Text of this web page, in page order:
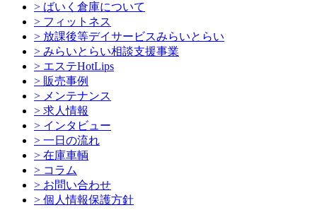
> ばいく倉庫について
> フィットネス
> 放課後等デイサービスみらいとらい
> みらいとらい相談支援事業
> エステHotLips
> 販売事例
> メンテナンス
> 求人情報
> インタビュー
> 一日の流れ
> 在庫車輌
> コラム
> お問い合わせ
> 個人情報保護方針